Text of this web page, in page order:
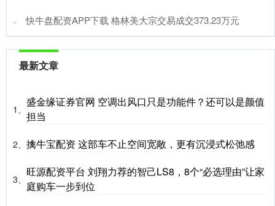
​快牛盘配资APP下载 格林美大宗交易成交373.23万元
最新文章
1、
盛金缘证券官网 空调出风口只是功能件？还可以是颜值
担当
2、 擒牛宝配资 这部车不止空间宽敞，更有沉浸式松弛感
3、
旺源配资平台 刘翔力荐的智己LS8，8个“必选理由”让家
庭购车一步到位